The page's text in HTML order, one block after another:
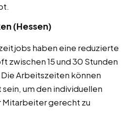
(Hessen)
haben eine reduzierte
zwischen 15 und 30 Stunden
Arbeitszeiten können
um den individuellen
Mitarbeiter gerecht zu